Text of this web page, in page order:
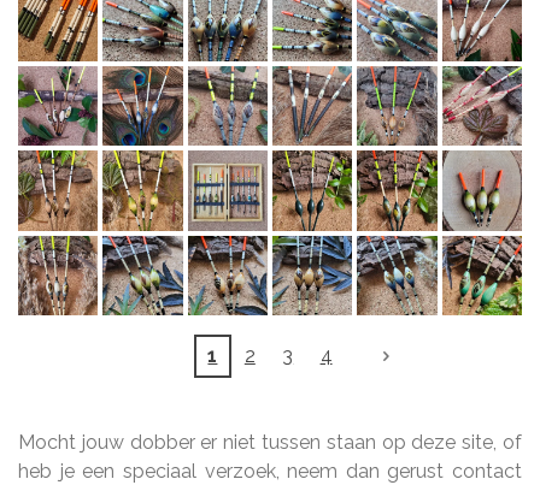
1 2 3 4
Mocht jouw dobber er niet tussen staan op deze site, of
heb je een speciaal verzoek, neem dan gerust contact